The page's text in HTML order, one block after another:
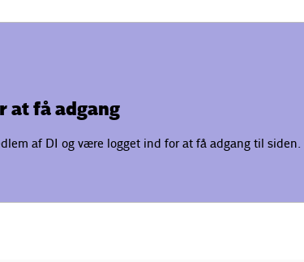
at få adgang
af DI og være logget ind for at få adgang til siden.